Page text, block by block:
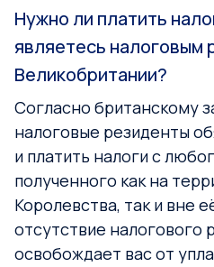
Нужно ли платить
являетесь налоговым
Великобритании?
Согласно британскому
налоговые резиденты
и платить налоги с
полученного как на
Королевства, так и вне
отсутствие налогового
освобождает вас от